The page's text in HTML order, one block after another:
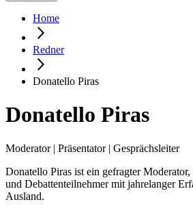
Home
Redner
Donatello Piras
Donatello Piras
Moderator | Präsentator | Gesprächsleiter
Donatello Piras ist ein gefragter Moderator,
und Debattenteilnehmer mit jahrelanger
Ausland.